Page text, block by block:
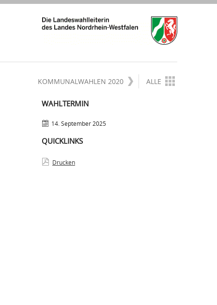
KOMMUNALWAHLEN 2020 ALLE
WAHLTERMIN
14. September 2025
QUICKLINKS
Drucken